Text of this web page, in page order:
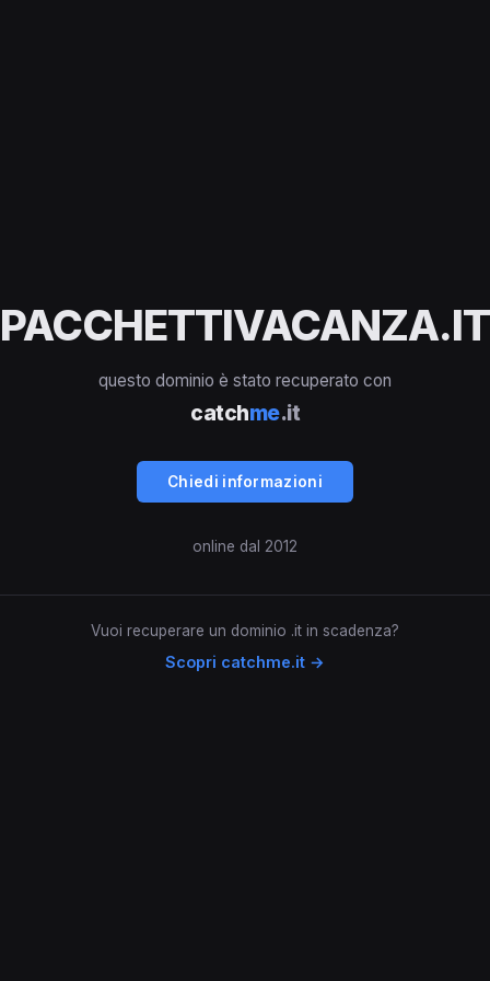
PACCHETTIVACANZA.IT
questo dominio è stato recuperato con
catchme.it
Chiedi informazioni
online dal 2012
Vuoi recuperare un dominio .it in scadenza?
Scopri catchme.it →